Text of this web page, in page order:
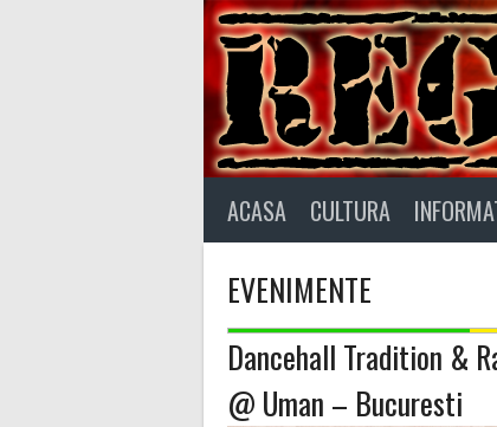
ACASA CULTURA
EVENIMENTE
Dancehall Tradition &
@ Uman – Bucuresti